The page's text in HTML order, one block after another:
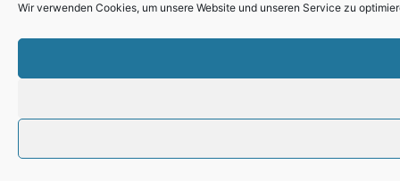
Wir verwenden Cookies, um unsere Website und unseren Service zu